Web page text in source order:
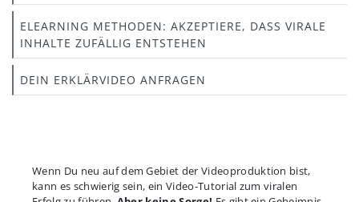
ELEARNING METHODEN: AKZEPTIERE, DASS VIRALE
INHALTE ZUFÄLLIG ENTSTEHEN
DEIN ERKLÄRVIDEO ANFRAGEN
Wenn Du neu auf dem Gebiet der Videoproduktion bist,
kann es schwierig sein, ein Video-Tutorial zum viralen